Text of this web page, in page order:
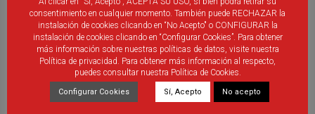
consentimiento en cualquier momento. También puede RECHAZAR la
instalación de cookies clicando en “No Acepto" o CONFIGURAR la
instalación de cookies clicando en “Configurar Cookies”. Para obtener
más información sobre nuestras políticas de datos, visite nuestra
Política de privacidad. Para obtener más información al respecto,
puedes consultar nuestra Política de Cookies.
Configurar Cookies Sí, Acepto No acepto